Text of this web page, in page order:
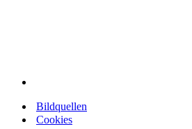
Bildquellen
Cookies